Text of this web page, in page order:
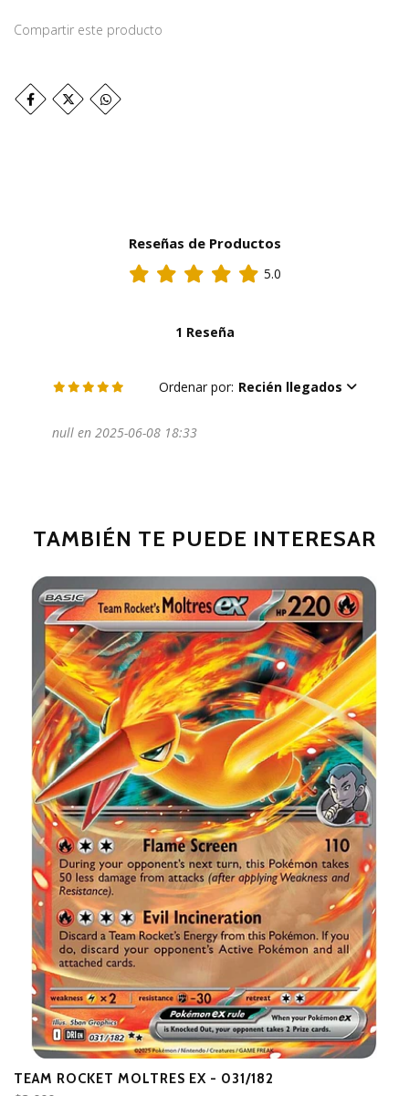
Compartir este producto
Reseñas de Productos
5.0
1 Reseña
Ordenar por: Recién llegados
null en 2025-06-08 18:33
TAMBIÉN TE PUEDE INTERESAR
TEAM ROCKET MOLTRES EX - 031/182